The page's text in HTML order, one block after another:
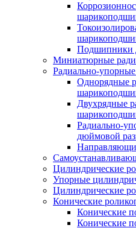
Подшипники
Миниатюрные
Радиально-
Однорядные
Двухрядные
Радиально-
дюймовой
Цилиндрические
Упорные
Цилиндрические
Конические
Конические
Конические